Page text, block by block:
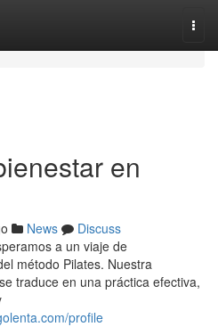
en
News
Discuss
a un viaje de
método Pilates. Nuestra
traduce en una práctica efectiva,
profile